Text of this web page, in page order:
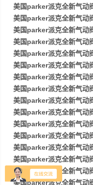
美国parker派克全新气动
美国parker派克全新气动
美国parker派克全新气动
美国parker派克全新气动
美国parker派克全新气动
美国parker派克全新气动
美国parker派克全新气动
美国parker派克全新气动
美国parker派克全新气动
美国parker派克全新气动
美国parker派克全新气动
美国parker派克全新气动
美国parker派克全新气动
美国parker派克全新气动
美国parker派克全新气动
美国parker派克全新气动